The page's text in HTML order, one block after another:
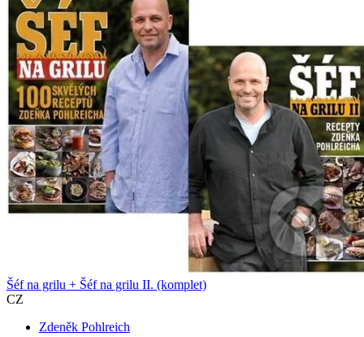
Šéf na grilu + Šéf na grilu II. (komplet)
CZ
Zdeněk Pohlreich